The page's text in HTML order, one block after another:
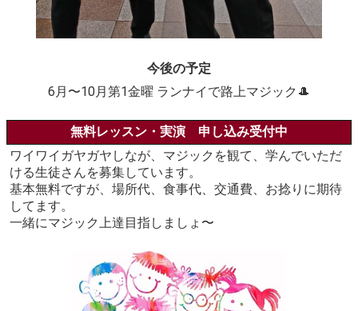
今後の予定
6月〜10月第1金曜 ランナイで路上マジック🎩
無料レッスン・実演 申し込み受付中
ワイワイガヤガヤしなが、マジックを観て、学んでいただ
ける生徒さんを募集しています。
基本無料ですが、場所代、食事代、交通費、お捻りに期待
してます。
一緒にマジック上達目指しましょ〜